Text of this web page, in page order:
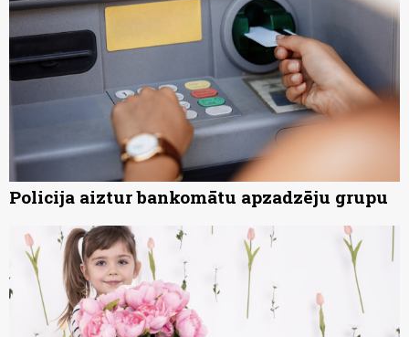
Policija aiztur bankomātu apzadzēju grupu